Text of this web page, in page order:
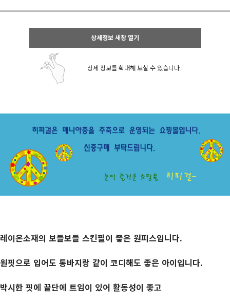
상세정보 새창 열기
상세 정보를 확대해 보실 수 있습니다.
레이온소재의 보들보들 스킨필이 좋은 원피스입니다.
원핏으로 입어도 통바지랑 같이 코디해도 좋은 아이입니다.
박시한 핏에 끝단에 트임이 있어 활동성이 좋고